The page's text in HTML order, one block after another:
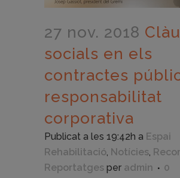
27 nov. 2018
socials en els
contractes
responsabilitat
corporativa
Publicat a les 19:42h a Espai
Rehabilitació, Notícies,
Reportatges per admin
0